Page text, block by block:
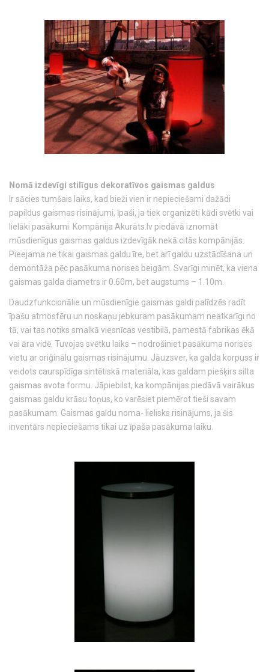
Nomā izdevīgi stilīgus dekoratīvos gaismas galdus
Ir sācies tumšais laiks, kad bieži vien ir nepieciešami dažādi
papildus gaismas risinājumi, īpaši, ja tiek organizēti kādi svētki vai
lielāki pasākumi. Kompānija Akurāts.lv piedāvā iznomāt
mūsdienīgus gaismas galdus izdevīgāk nekā citās kompānijās.
Pieejama ne tikai gaismas galdu īre, bet arī galdu uzstādīšana un
demontāža pēc pasākuma norises beigām. Svarīgi minēt, ka viena
gaismas galda diametrs ir 0.60m, bet augstums – 1.10m.
Daudzfunkcionālie un mūsdienīgie gaismas galdi palīdzēs radīt
īpašu atmosfēru un noskaņu jebkuram pasākumam neatkarīgi no
tā, vai tas notiks smalkā viesnīcas vestibilā, pamestā fabrikas ēkā
vai āra vidē. Tuvojas svētku laiks – nodrošiniet pasākuma norises
vietu ar oriģinālu gaismas risinājumu. Jāuzsver, ka galda korpuss ir
veidots caurspīdīga sintētiskā materiāla, kas galdam piešķirs silta
gaismas avota formu. Jāpiebilst, ka kompānijas piedāvā vairākus
gaismas galdu krāsu toņus, ko varēsiet piemērot tieši savam
pasākumam. Gaismas galdu noma- lielisks risinājums, ja šis
inventārs nepieciešams tikai uz īpaša pasākuma laiku.